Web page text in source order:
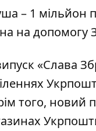
– 1 мільйон
на
«Слава
того, новий